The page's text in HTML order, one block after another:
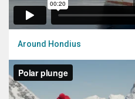
Around Hondius